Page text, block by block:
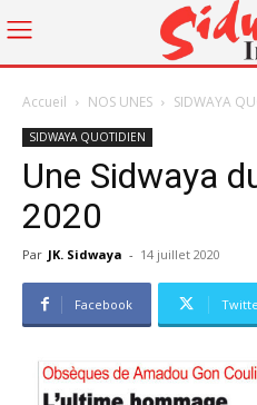
Accueil NOS UNES SIDWAYA
SIDWAYA QUOTIDIEN
Une Sidwaya
2020
Par JK. Sidwaya - 14 juillet 2020
Facebook